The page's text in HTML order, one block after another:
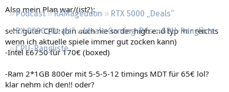
Podcast RAMageddon
RTX 5000 „Deals“
RX 9000 „Deals“
Ideale Gaming-PCs
GPU-Rangliste
CPU-Rangliste
Also mein Plan war/(ist?):
sehr guter CPU: (bin auch nie so der high end typ mir reichts
wenn ich aktuelle spiele immer gut zocken kann)
-Intel E6750 für 170€ (boxed)
-Ram 2*1GB 800er mit 5-5-5-12 timings MDT für 65€ lol?
klar nehm ich den!! oder?